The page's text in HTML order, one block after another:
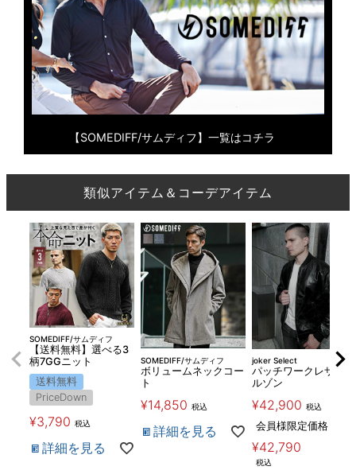
【SOMEDIFF/サムディフ】一覧はコチラ
類似アイテム＆コーデアイテム
SOMEDIFF/サムディフ
【送料無料】選べる3
柄7GGニット
送料無料
PriceDown
¥3,790 税込
詳細を見る
SOMEDIFF/サムディフ
ボリュームネックコー
ト
¥14,850 税込
詳細を見る
joker Select
パッチワークレザーブ
ルゾン
¥42,900 税込
会員様限定価格
¥42,790
税込